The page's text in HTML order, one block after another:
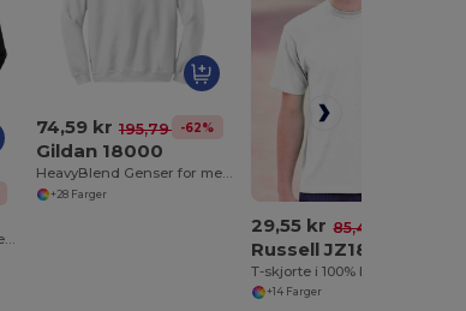
Komfortabel Raglan Genser for Hverdagsbruk
74,59 kr 195,79 kr-62%
Gildan 18000
HeavyBlend Genser for menn
+28 Farger
29,55 kr 85,41 kr
Russell JZ180
T-skjorte i 100% bomull
+14 Farger